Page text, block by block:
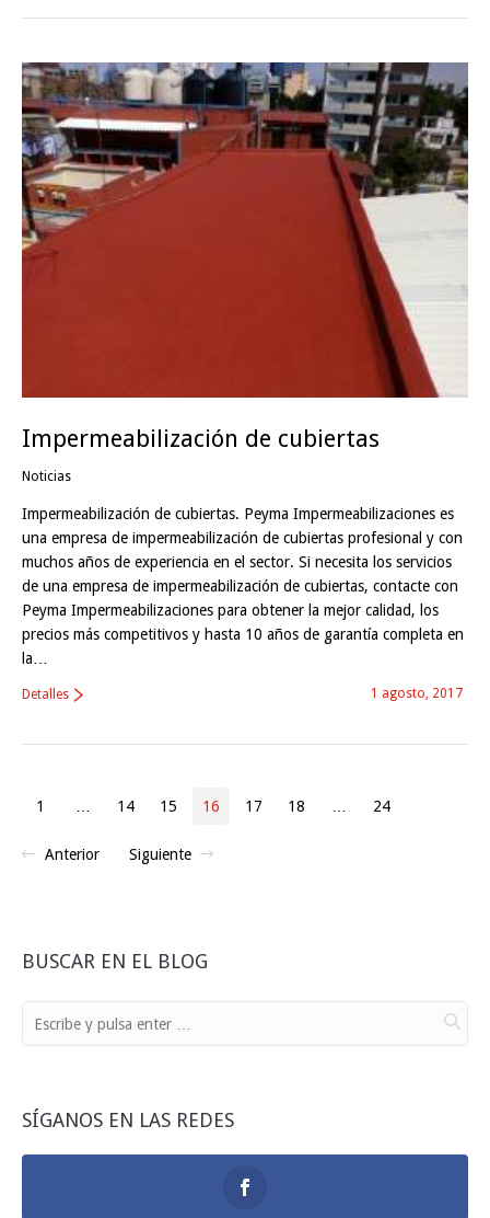
Impermeabilización de cubiertas
Noticias
Impermeabilización de cubiertas. Peyma Impermeabilizaciones es
una empresa de impermeabilización de cubiertas profesional y con
muchos años de experiencia en el sector. Si necesita los servicios
de una empresa de impermeabilización de cubiertas, contacte con
Peyma Impermeabilizaciones para obtener la mejor calidad, los
precios más competitivos y hasta 10 años de garantía completa en
la…
1 agosto, 2017
Detalles
1 14 15 16 17 18 24
Anterior Siguiente
BUSCAR EN EL BLOG
SÍGANOS EN LAS REDES